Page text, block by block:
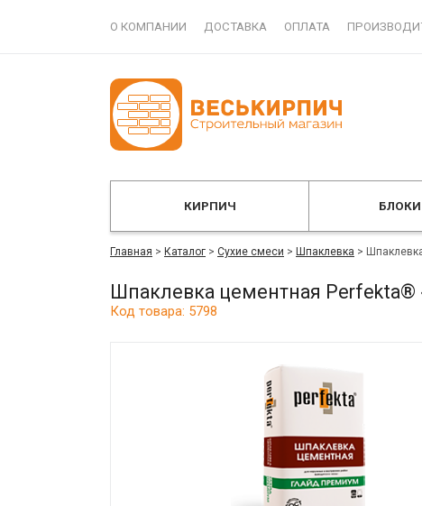
О КОМПАНИИ ДОСТАВКА ОПЛАТА
КИРПИЧ БЛОКИ
Главная > Каталог > Сухие смеси > Шпаклевка >
Шпаклевка цементная
Код товара: 5798